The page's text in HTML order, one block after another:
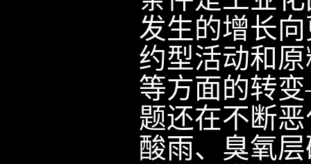
发生的增长
约型活动和
等方面的转
题还在不断
酸雨、臭氧